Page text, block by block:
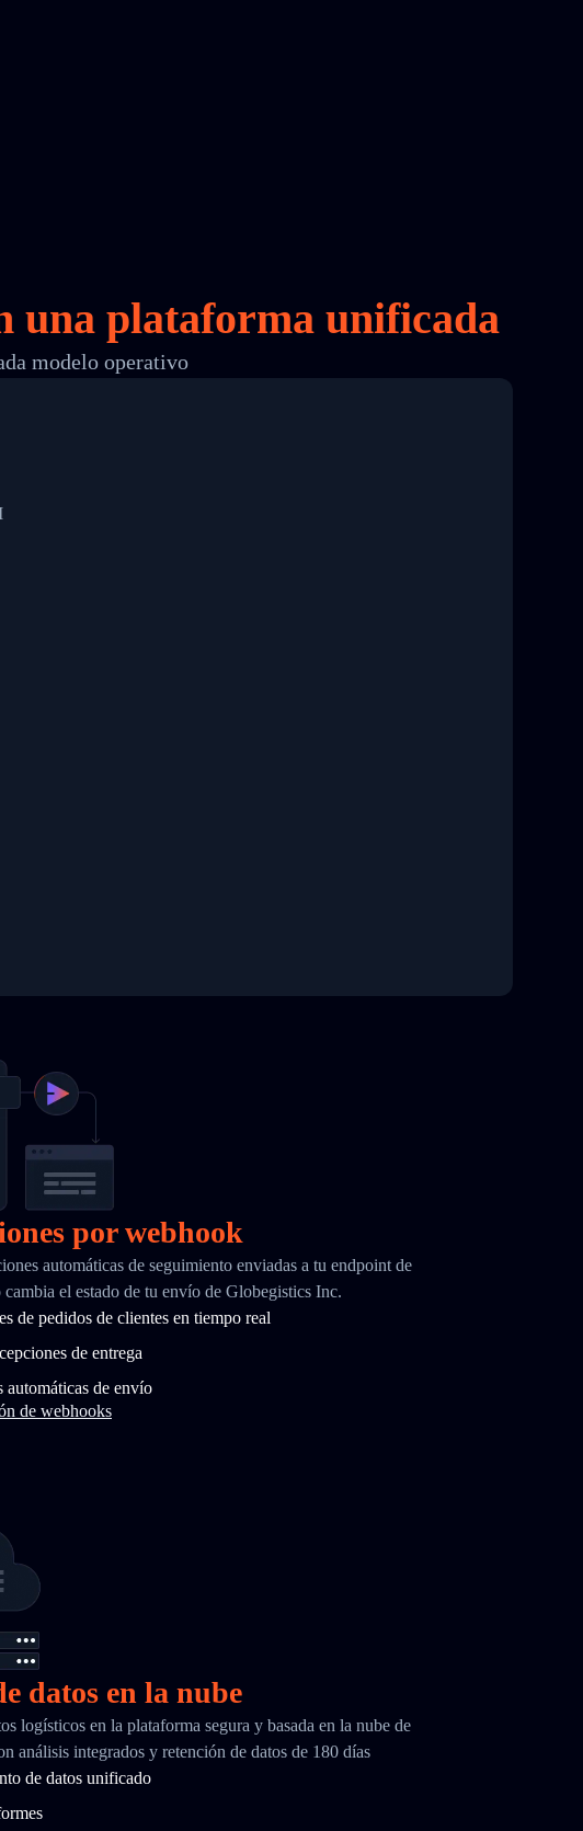
03-08 04:22:00"
unaplataforma unificada
modelo operativo
por webhook
automáticas de seguimiento enviadas a tu endpoint de
el estado de tu envío de Globegistics Inc.
de pedidos de clientes en tiempo real
de entrega
de envío
de webhooks
datos en la nube
logísticos en la plataforma segura y basada en la nube de
análisis integrados y retención de datos de 180 días
de datos unificado